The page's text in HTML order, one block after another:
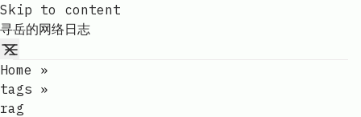
Skip to content
寻岳的网络日志
Home
»
tags »
rag